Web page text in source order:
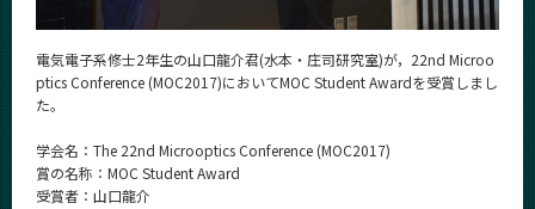
電気電子系修士2年生の山口龍介君(水本・庄司研究室)が，22nd Microo
ptics Conference (MOC2017)においてMOC Student Awardを受賞しまし
た。
学会名：The 22nd Microoptics Conference (MOC2017)
賞の名称：MOC Student Award
受賞者：山口龍介
月別
イベントカレンダー
Event Calendar